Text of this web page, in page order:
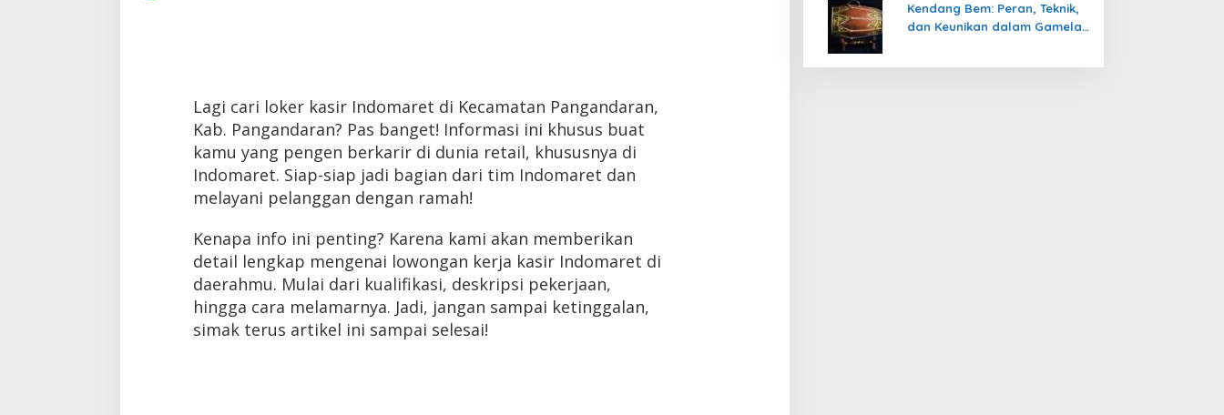
Lagi cari loker kasir Indomaret di Kecamatan Pangandaran,
Kab. Pangandaran? Pas banget! Informasi ini khusus buat
kamu yang pengen berkarir di dunia retail, khususnya di
Indomaret. Siap-siap jadi bagian dari tim Indomaret dan
melayani pelanggan dengan ramah!
Kenapa info ini penting? Karena kami akan memberikan
detail lengkap mengenai lowongan kerja kasir Indomaret di
daerahmu. Mulai dari kualifikasi, deskripsi pekerjaan,
hingga cara melamarnya. Jadi, jangan sampai ketinggalan,
simak terus artikel ini sampai selesai!
Kendang Bem: Peran, Teknik,
dan Keunikan dalam Gamelan